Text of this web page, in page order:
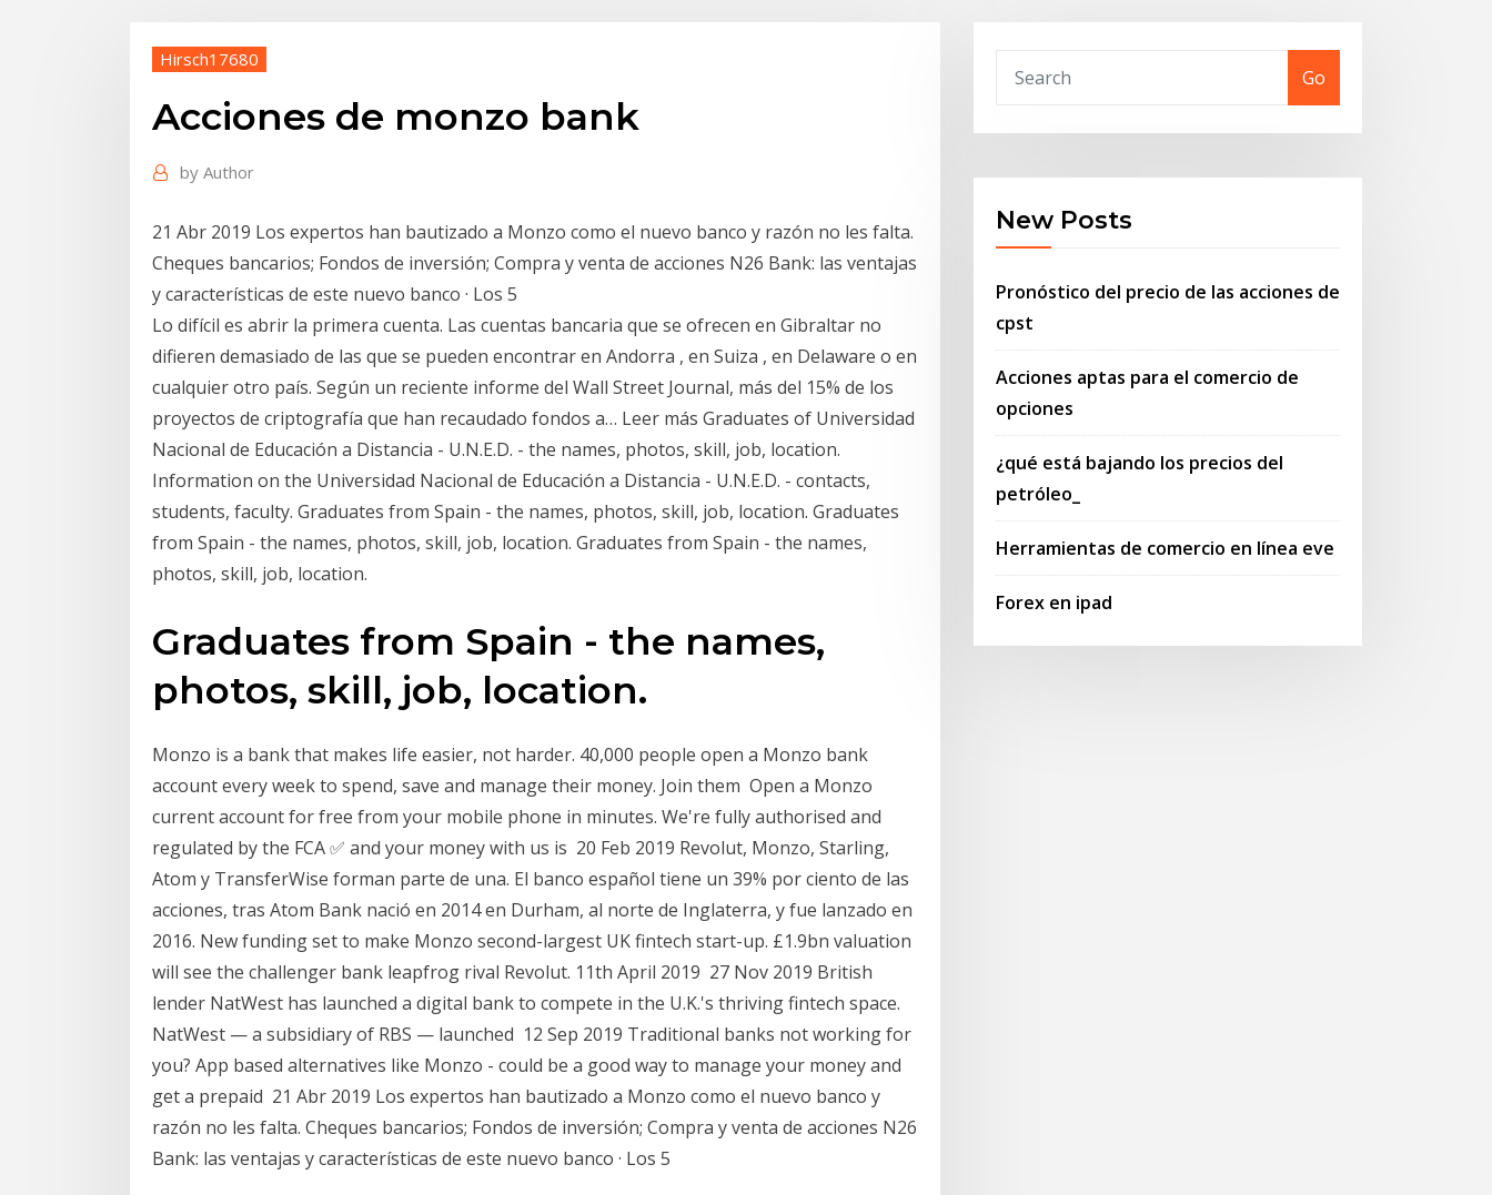
Hirsch17680
Acciones de monzo bank
by Author
21 Abr 2019 Los expertos han bautizado a Monzo como el nuevo banco y razón no les falta.
Cheques bancarios; Fondos de inversión; Compra y venta de acciones N26 Bank: las ventajas
y características de este nuevo banco · Los 5
Lo difícil es abrir la primera cuenta. Las cuentas bancaria que se ofrecen en Gibraltar no
difieren demasiado de las que se pueden encontrar en Andorra , en Suiza , en Delaware o en
cualquier otro país. Según un reciente informe del Wall Street Journal, más del 15% de los
proyectos de criptografía que han recaudado fondos a… Leer más Graduates of Universidad
Nacional de Educación a Distancia - U.N.E.D. - the names, photos, skill, job, location.
Information on the Universidad Nacional de Educación a Distancia - U.N.E.D. - contacts,
students, faculty. Graduates from Spain - the names, photos, skill, job, location. Graduates
from Spain - the names, photos, skill, job, location. Graduates from Spain - the names,
photos, skill, job, location.
Graduates from Spain - the names,
photos, skill, job, location.
Monzo is a bank that makes life easier, not harder. 40,000 people open a Monzo bank
account every week to spend, save and manage their money. Join them Open a Monzo
current account for free from your mobile phone in minutes. We're fully authorised and
regulated by the FCA ✅ and your money with us is 20 Feb 2019 Revolut, Monzo, Starling,
Atom y TransferWise forman parte de una. El banco español tiene un 39% por ciento de las
acciones, tras Atom Bank nació en 2014 en Durham, al norte de Inglaterra, y fue lanzado en
2016. New funding set to make Monzo second-largest UK fintech start-up. £1.9bn valuation
will see the challenger bank leapfrog rival Revolut. 11th April 2019 27 Nov 2019 British
lender NatWest has launched a digital bank to compete in the U.K.'s thriving fintech space.
NatWest — a subsidiary of RBS — launched 12 Sep 2019 Traditional banks not working for
you? App based alternatives like Monzo - could be a good way to manage your money and
get a prepaid 21 Abr 2019 Los expertos han bautizado a Monzo como el nuevo banco y
razón no les falta. Cheques bancarios; Fondos de inversión; Compra y venta de acciones N26
Bank: las ventajas y características de este nuevo banco · Los 5
Go
New Posts
Pronóstico del precio de las acciones de
cpst
Acciones aptas para el comercio de
opciones
¿qué está bajando los precios del
petróleo_
Herramientas de comercio en línea eve
Forex en ipad